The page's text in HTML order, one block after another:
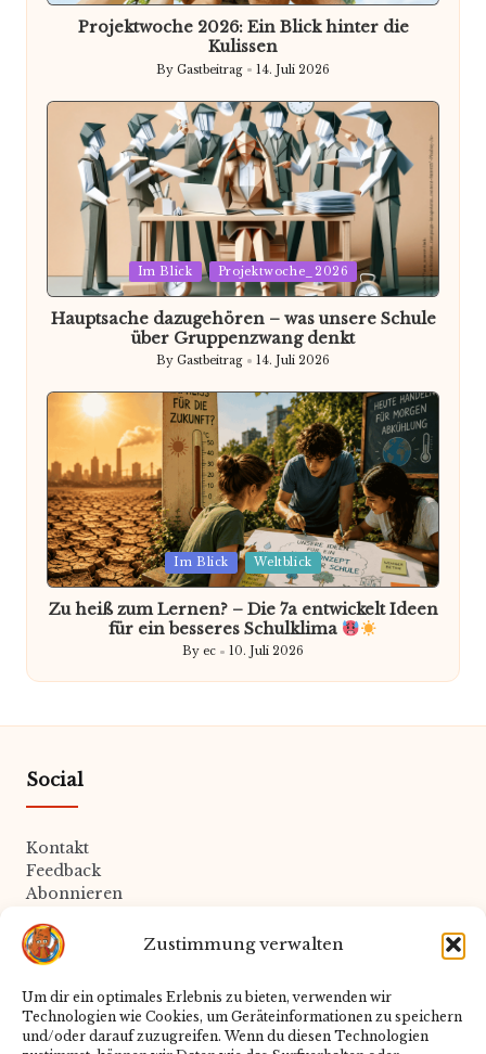
Zustimmung verwalten
Um dir ein optimales Erlebnis zu bieten, verwenden wir
Technologien wie Cookies, um Geräteinformationen zu speichern
und/oder darauf zuzugreifen. Wenn du diesen Technologien
Projektwoche 2026: Ein Blick hinter die
Kulissen
Posted
By Gastbeitrag 14. Juli 2026
Posted
in
Im Blick Projektwoche_2026
Hauptsache dazugehören – was unsere Schule
über Gruppenzwang denkt
Posted
by
By Gastbeitrag 14. Juli 2026
Posted
in
Im Blick Weltblick
Zu heiß zum Lernen? – Die 7a entwickelt Ideen
für ein besseres Schulklima
Posted
by
By ec 10. Juli 2026
Social
Kontakt
Feedback
Abonnieren
Rechtliches
Datenschutz
Impressum